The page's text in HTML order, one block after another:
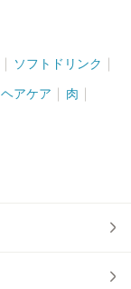
ソフトドリンク
ヘアケア 肉